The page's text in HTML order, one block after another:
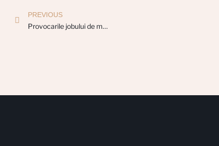
PREVIOUS
Provocarile jobului de model videochat